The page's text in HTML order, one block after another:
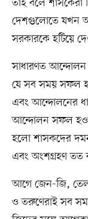
তাই বলে শাসকেরা
দেশগুলোতে যখন
সরকারকে হটিয়ে
সাধারণত
যে সব সময় সফল
এবং আন্দোলনের
আন্দোলন সফল
হলো শাসকদের
এবং অংশগ্রহণ তত
আগে জেন-জি,
ও তরুণেরাই সব